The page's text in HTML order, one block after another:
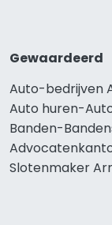
Gewaardeerd
Auto-bedrijven
Auto huren-
Banden-
Slotenmaker